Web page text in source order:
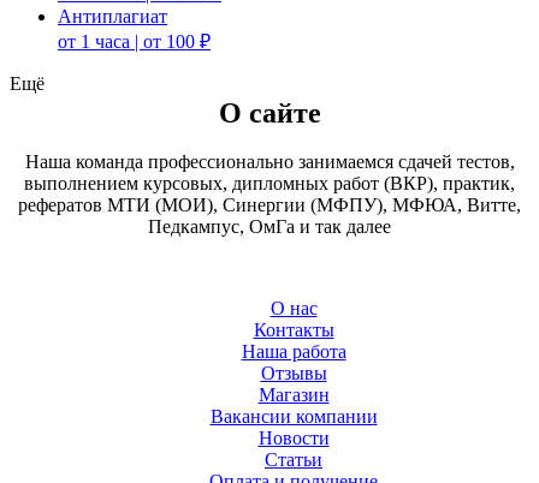
Антиплагиат
от 1 часа | от 100 ₽
Ещё
О сайте
Наша команда профессионально занимаемся сдачей тестов,
выполнением курсовых, дипломных работ (ВКР), практик,
рефератов МТИ (МОИ), Синергии (МФПУ), МФЮА, Витте,
Педкампус, ОмГа и так далее
О нас
Контакты
Наша работа
Отзывы
Магазин
Вакансии компании
Новости
Статьи